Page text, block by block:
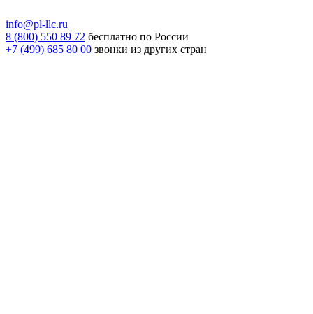
info@pl-llc.ru
8 (800) 550 89 72 бесплатно по России
+7 (499) 685 80 00 звонки из других стран